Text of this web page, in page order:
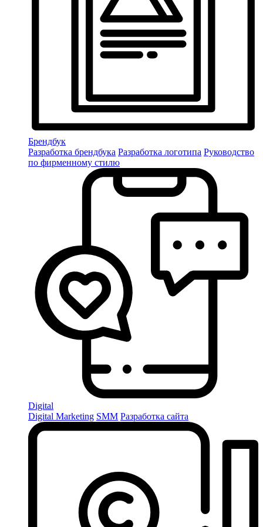
Брендбук
Разработка брендбука Разработка логотипа Руководство
по фирменному стилю
Digital
Digital Marketing SMM Разработка сайта